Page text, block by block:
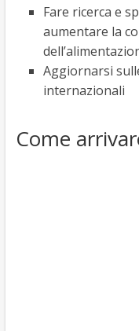
Fare ricerca e
aumentare la
Aggiornarsi
internazionali
Come